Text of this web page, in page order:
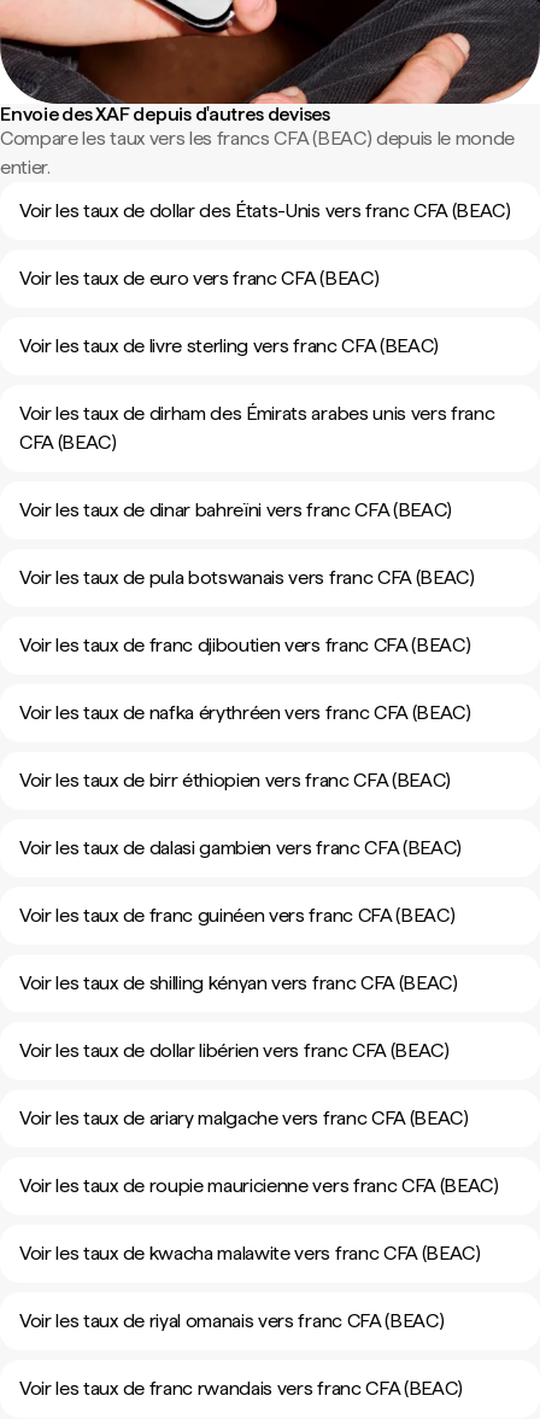
Envoie des XAF depuis d'autres devises
Compare les taux vers les francs CFA (BEAC) depuis le monde
entier.
Voir les taux de dollar des États-Unis vers franc CFA (BEAC)
Voir les taux de euro vers franc CFA (BEAC)
Voir les taux de livre sterling vers franc CFA (BEAC)
Voir les taux de dirham des Émirats arabes unis vers franc
CFA (BEAC)
Voir les taux de dinar bahreïni vers franc CFA (BEAC)
Voir les taux de pula botswanais vers franc CFA (BEAC)
Voir les taux de franc djiboutien vers franc CFA (BEAC)
Voir les taux de nafka érythréen vers franc CFA (BEAC)
Voir les taux de birr éthiopien vers franc CFA (BEAC)
Voir les taux de dalasi gambien vers franc CFA (BEAC)
Voir les taux de franc guinéen vers franc CFA (BEAC)
Voir les taux de shilling kényan vers franc CFA (BEAC)
Voir les taux de dollar libérien vers franc CFA (BEAC)
Voir les taux de ariary malgache vers franc CFA (BEAC)
Voir les taux de roupie mauricienne vers franc CFA (BEAC)
Voir les taux de kwacha malawite vers franc CFA (BEAC)
Voir les taux de riyal omanais vers franc CFA (BEAC)
Voir les taux de franc rwandais vers franc CFA (BEAC)